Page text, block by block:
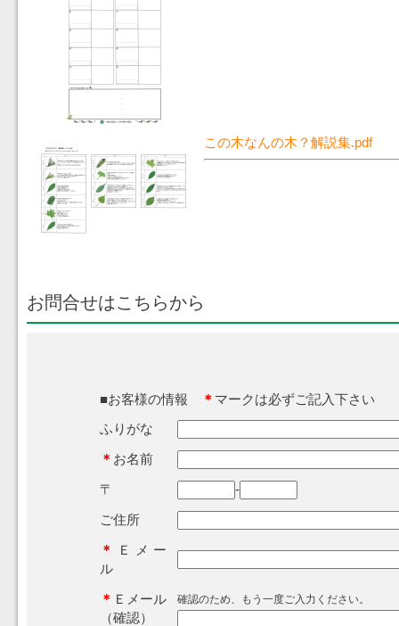
この木なんの木？解説集.pdf
お問合せはこちらから
■お客様の情報 ＊ マークは必ずご記入下さ
ふりがな
＊ お名前
〒
-
ご住所
＊
Ｅメー
ル
＊ Ｅメール
（確認）
確認のため、もう一度ご入力ください。